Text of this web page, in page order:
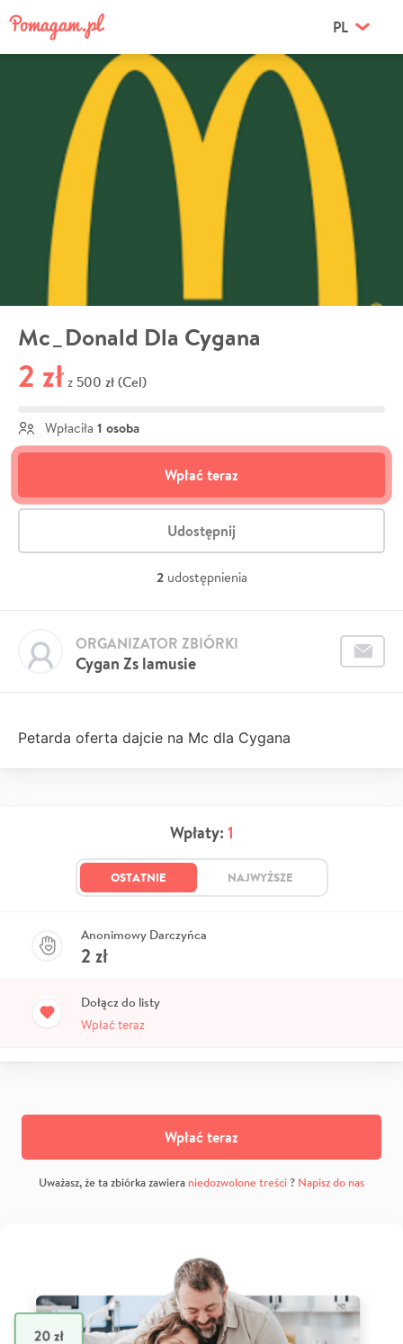
PL
Mc_Donald Dla Cygana
2 zł z 500 zł (Cel)
Wpłaciła 1 osoba
Wpłać teraz
Udostępnij
2 udostępnienia
Cygan Zs lamusie
ORGANIZATOR ZBIÓRKI
Petarda oferta dajcie na Mc dla Cygana
Wpłaty: 1
OSTATNIE NAJWYŻSZE
Anonimowy Darczyńca
2 zł
Dołącz do listy
Wpłać teraz
Wpłać teraz
Uważasz, że ta zbiórka zawiera niedozwolone treści? Napisz do nas